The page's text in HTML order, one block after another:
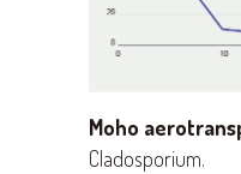
Moho
Cladosporium.